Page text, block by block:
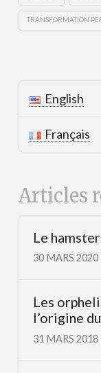
TRANSFORMATION
English
Français
Articles
Le
30 MARS 2020
Les
l’origine
31 MARS 2018